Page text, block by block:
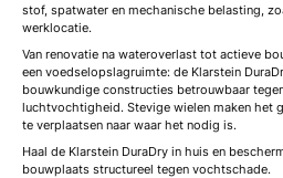
stof, spatwater en mechanische belasting,
werklocatie.
Van renovatie na wateroverlast tot actieve
een voedselopslagruimte: de Klarstein
bouwkundige constructies betrouwbaar
luchtvochtigheid. Stevige wielen maken het
te verplaatsen naar waar het nodig is.
Haal de Klarstein DuraDry in huis en
bouwplaats structureel tegen vochtschade.